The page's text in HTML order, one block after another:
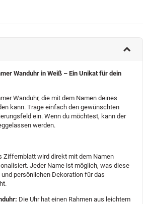
Wanduhr in Weiß – Ein Unikat für dein
Wanduhr, die mit dem Namen deines
kann. Trage einfach den gewünschten
ein. Wenn du möchtest, kann der
werden.
Ziffernblatt wird direkt mit dem Namen
Jeder Name ist möglich, was diese
und persönlichen Dekoration für das
Die Uhr hat einen Rahmen aus leichtem